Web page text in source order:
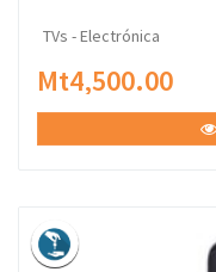
TVs - Electrónica
Mt4,500.00